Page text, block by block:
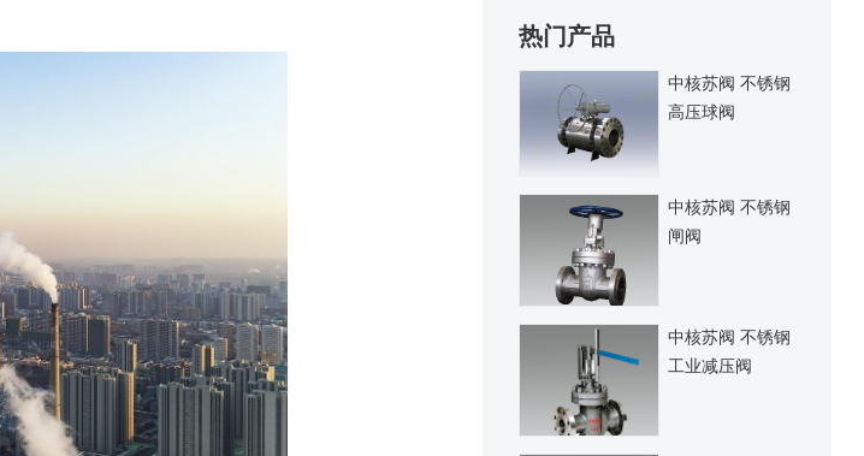
热门产品
中核苏阀 不锈钢
高压球阀
中核苏阀 不锈钢
闸阀
中核苏阀 不锈钢
工业减压阀